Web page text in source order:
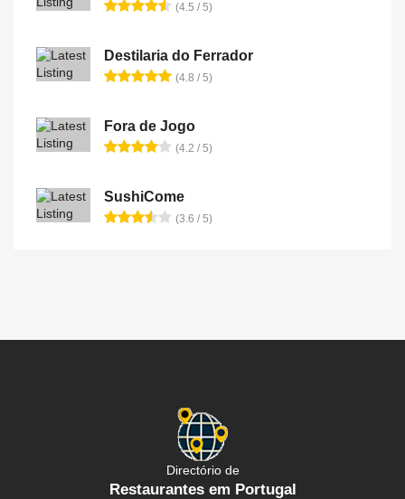
(4.5 / 5)
Destilaria do Ferrador
(4.8 / 5)
Fora de Jogo
(4.2 / 5)
SushiCome
(3.6 / 5)
Directório de
Restaurantes em Portugal